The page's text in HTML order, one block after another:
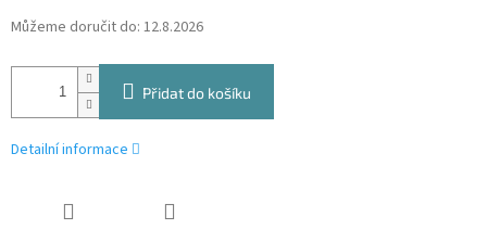
Můžeme doručit do: 12.8.2026
Přidat do košíku
Detailní informace